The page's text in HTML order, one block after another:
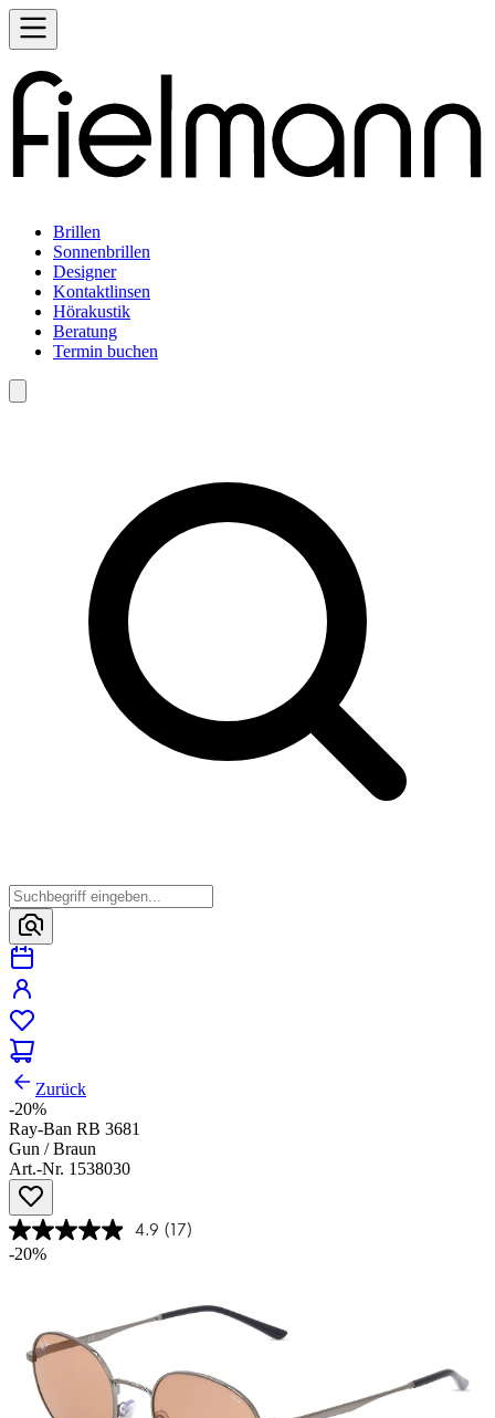
Brillen
Sonnenbrillen
Designer
Kontaktlinsen
Hörakustik
Beratung
Termin buchen
Zurück
-20%
Ray-Ban RB 3681
Gun / Braun
Art.-Nr. 1538030
4.9 (17)
-20%